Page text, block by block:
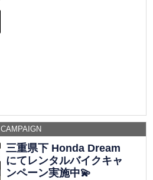
CAMPAIGN
三重県下 Honda Dream
にてレンタルバイクキャ
ンペーン実施中💫